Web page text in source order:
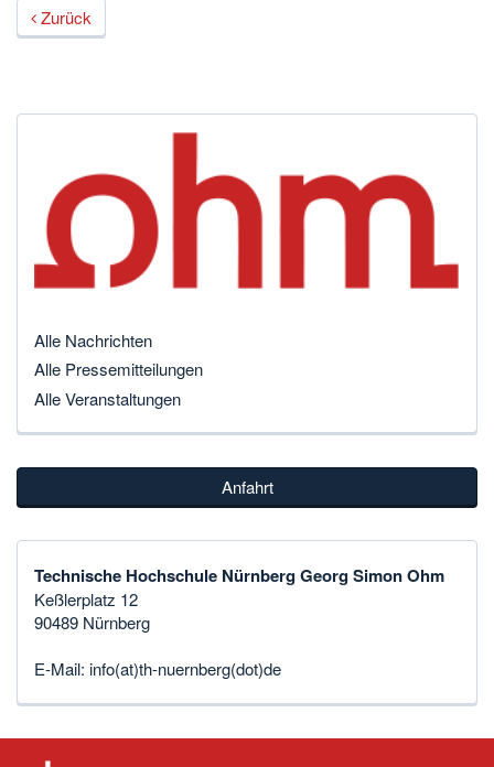
Zurück
Alle Nachrichten
Alle Pressemitteilungen
Alle Veranstaltungen
Anfahrt
Technische Hochschule Nürnberg Georg Simon Ohm
Keßlerplatz 12
90489 Nürnberg
E-Mail: info(at)th-nuernberg(dot)de